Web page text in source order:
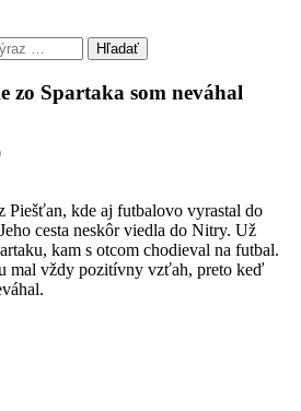
Hľadať
zo Spartaka som neváhal
Piešťan, kde aj futbalovo vyrastal do
cesta neskôr viedla do Nitry. Už
kam s otcom chodieval na futbal.
mal vždy pozitívny vzťah, preto keď